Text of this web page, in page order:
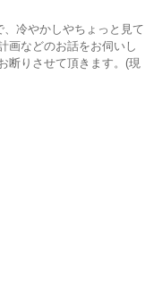
冷やかしやちょっと見て
画などのお話をお伺いし
断りさせて頂きます。(現